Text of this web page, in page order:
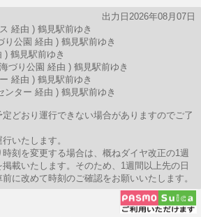
出力日2026年08月07日
経由 ) 鶴見駅前ゆき
り公園 経由 ) 鶴見駅前ゆき
鶴見駅前ゆき
づり公園 経由 ) 鶴見駅前ゆき
経由 ) 鶴見駅前ゆき
ンター 経由 ) 鶴見駅前ゆき
どおり運行できない場合がありますのでご了
いたします。
刻を変更する場合は、概ねダイヤ改正の1週
載いたします。そのため、1週間以上先の日
に改めて時刻のご確認をお願いいたします。